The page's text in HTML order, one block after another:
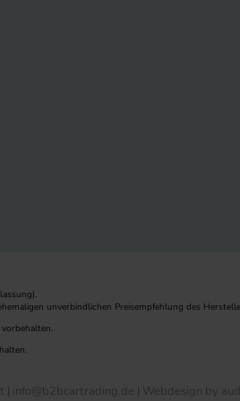
unverbindlichen Preisempfehlung des
info@b2bcartrading.de | Webdesign by